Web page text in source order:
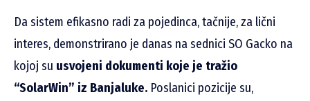
Da sistem efikasno radi za pojedinca, tačnije, za lični
interes, demonstrirano je danas na sednici SO Gacko na
kojoj su usvojeni dokumenti koje je tražio
“SolarWin” iz Banjaluke. Poslanici pozicije su,